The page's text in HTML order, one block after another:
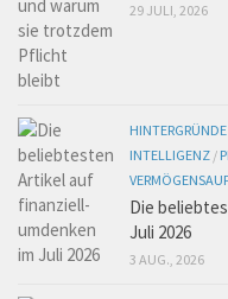
29 JULI, 2026
INTELLIGENZ /
Die
Juli 2026
3 AUG., 2026